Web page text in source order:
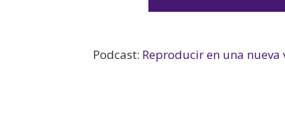
Podcast: Reproducir en una nueva